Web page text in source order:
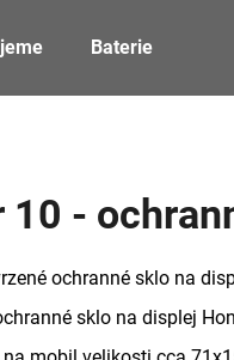
Baterie
10 -
ochranné sklo na
sklo na displej